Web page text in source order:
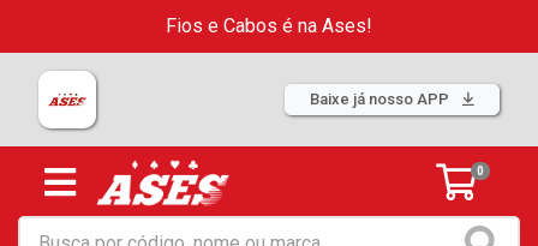
Fios e Cabos é na Ases!
Baixe já nosso APP
0